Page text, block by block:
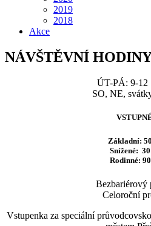
2019
2018
Akce
NÁVŠTĚVNÍ
ÚT-PÁ: 9-12
SO, NE,
Základní:
Snížené:
Rodinné:
Bezbariérový
Celoroční
Vstupenka za speciální